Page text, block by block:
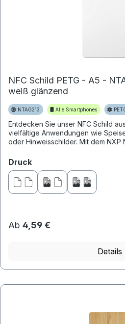
NFC Schild PETG - A5 -
weiß glänzend
NTAG213 Alle Smartphones
Entdecken Sie unser NFC Schild
vielfältige Anwendungen wie
oder Hinweisschilder. Mit dem NXP
Druckauswählen
Ab 4,59 €
Details